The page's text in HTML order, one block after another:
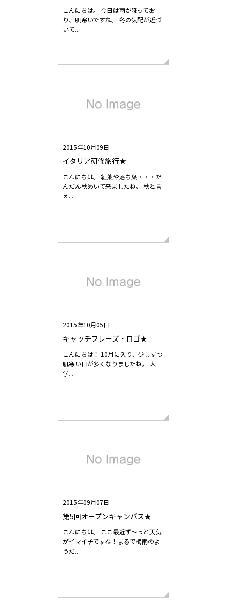
こんにちは。 今日は雨が降ってお
り、肌寒いですね。 冬の気配が近づ
いて...
2015年10月09日
イタリア研修旅行★
こんにちは。 紅葉や落ち葉・・・だ
んだん秋めいて来ましたね。 秋と言
え...
2015年10月05日
キャッチフレーズ・ロゴ★
こんにちは！ 10月に入り、少しずつ
肌寒い日が多くなりましたね。 大
学...
2015年09月07日
第5回オープンキャンパス★
こんにちは。 ここ最近ず～っと天気
がイマイチですね！まるで梅雨のよ
うだ...